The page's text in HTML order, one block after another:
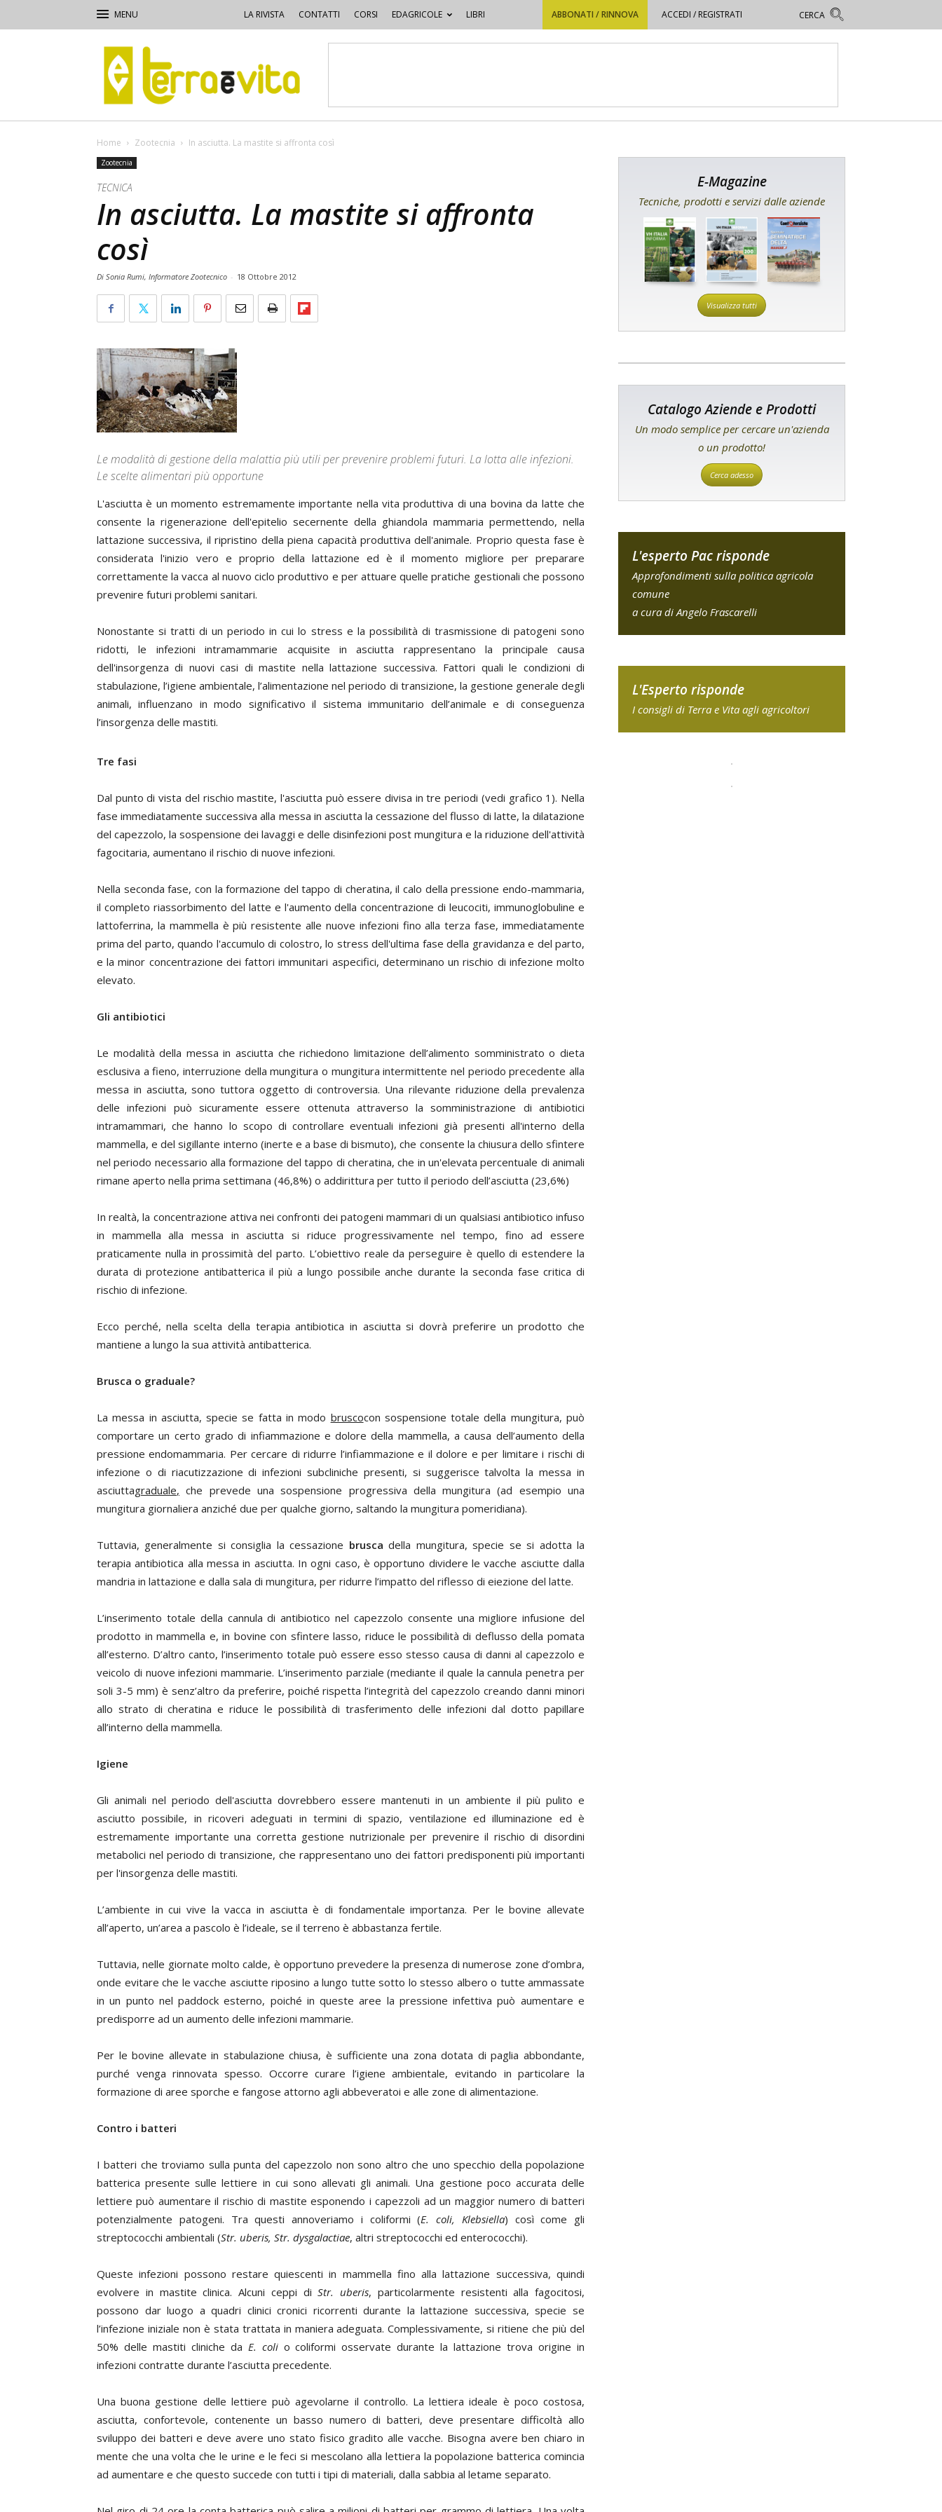
LA RIVISTA CONTATTI CORSI EDAGRICOLE LIBRI ABBONATI / RINNOVA ACCEDI / REGISTRATI
Terra
e
Vita
Home Zootecnia In asciutta. La mastite si affronta così
Zootecnia
TECNICA
In asciutta. La mastite si affronta
così
Di Sonia Rumi, Informatore Zootecnico - 18 Ottobre 2012
Le modalità di gestione della malattia più utili per prevenire problemi futuri. La lotta alle infezioni.
Le scelte alimentari più opportune
L'asciutta è un momento estremamente importante nella vita produttiva di una bovina da latte che
consente la rigenerazione dell'epitelio secernente della ghiandola mammaria permettendo, nella
lattazione successiva, il ripristino della piena capacità produttiva dell'animale. Proprio questa fase è
considerata l'inizio vero e proprio della lattazione ed è il momento migliore per preparare
correttamente la vacca al nuovo ciclo produttivo e per attuare quelle pratiche gestionali che possono
prevenire futuri problemi sanitari.
Nonostante si tratti di un periodo in cui lo stress e la possibilità di trasmissione di patogeni sono
ridotti, le infezioni intramammarie acquisite in asciutta rappresentano la principale causa
dell'insorgenza di nuovi casi di mastite nella lattazione successiva. Fattori quali le condizioni di
stabulazione, l’igiene ambientale, l’alimentazione nel periodo di transizione, la gestione generale degli
animali, influenzano in modo significativo il sistema immunitario dell’animale e di conseguenza
l’insorgenza delle mastiti.
Tre fasi
Dal punto di vista del rischio mastite, l'asciutta può essere divisa in tre periodi (vedi grafico 1). Nella
fase immediatamente successiva alla messa in asciutta la cessazione del flusso di latte, la dilatazione
del capezzolo, la sospensione dei lavaggi e delle disinfezioni post mungitura e la riduzione dell'attività
fagocitaria, aumentano il rischio di nuove infezioni.
Nella seconda fase, con la formazione del tappo di cheratina, il calo della pressione endo-mammaria,
il completo riassorbimento del latte e l'aumento della concentrazione di leucociti, immunoglobuline e
lattoferrina, la mammella è più resistente alle nuove infezioni fino alla terza fase, immediatamente
prima del parto, quando l'accumulo di colostro, lo stress dell'ultima fase della gravidanza e del parto,
e la minor concentrazione dei fattori immunitari aspecifici, determinano un rischio di infezione molto
elevato.
Gli antibiotici
Le modalità della messa in asciutta che richiedono limitazione dell’alimento somministrato o dieta
esclusiva a fieno, interruzione della mungitura o mungitura intermittente nel periodo precedente alla
messa in asciutta, sono tuttora oggetto di controversia. Una rilevante riduzione della prevalenza
delle infezioni può sicuramente essere ottenuta attraverso la somministrazione di antibiotici
intramammari, che hanno lo scopo di controllare eventuali infezioni già presenti all'interno della
mammella, e del sigillante interno (inerte e a base di bismuto), che consente la chiusura dello sfintere
nel periodo necessario alla formazione del tappo di cheratina, che in un'elevata percentuale di animali
rimane aperto nella prima settimana (46,8%) o addirittura per tutto il periodo dell’asciutta (23,6%)
In realtà, la concentrazione attiva nei confronti dei patogeni mammari di un qualsiasi antibiotico infuso
in mammella alla messa in asciutta si riduce progressivamente nel tempo, fino ad essere
praticamente nulla in prossimità del parto. L’obiettivo reale da perseguire è quello di estendere la
durata di protezione antibatterica il più a lungo possibile anche durante la seconda fase critica di
rischio di infezione.
Ecco perché, nella scelta della terapia antibiotica in asciutta si dovrà preferire un prodotto che
mantiene a lungo la sua attività antibatterica.
Brusca o graduale?
La messa in asciutta, specie se fatta in modo bruscocon sospensione totale della mungitura, può
comportare un certo grado di infiammazione e dolore della mammella, a causa dell’aumento della
pressione endomammaria. Per cercare di ridurre l’infiammazione e il dolore e per limitare i rischi di
infezione o di riacutizzazione di infezioni subcliniche presenti, si suggerisce talvolta la messa in
asciuttagraduale, che prevede una sospensione progressiva della mungitura (ad esempio una
mungitura giornaliera anziché due per qualche giorno, saltando la mungitura pomeridiana).
Tuttavia, generalmente si consiglia la cessazione brusca della mungitura, specie se si adotta la
terapia antibiotica alla messa in asciutta. In ogni caso, è opportuno dividere le vacche asciutte dalla
mandria in lattazione e dalla sala di mungitura, per ridurre l’impatto del riflesso di eiezione del latte.
L’inserimento totale della cannula di antibiotico nel capezzolo consente una migliore infusione del
prodotto in mammella e, in bovine con sfintere lasso, riduce le possibilità di deflusso della pomata
all’esterno. D’altro canto, l’inserimento totale può essere esso stesso causa di danni al capezzolo e
veicolo di nuove infezioni mammarie. L’inserimento parziale (mediante il quale la cannula penetra per
soli 3-5 mm) è senz’altro da preferire, poiché rispetta l’integrità del capezzolo creando danni minori
allo strato di cheratina e riduce le possibilità di trasferimento delle infezioni dal dotto papillare
all’interno della mammella.
Igiene
Gli animali nel periodo dell'asciutta dovrebbero essere mantenuti in un ambiente il più pulito e
asciutto possibile, in ricoveri adeguati in termini di spazio, ventilazione ed illuminazione ed è
estremamente importante una corretta gestione nutrizionale per prevenire il rischio di disordini
metabolici nel periodo di transizione, che rappresentano uno dei fattori predisponenti più importanti
per l'insorgenza delle mastiti.
L’ambiente in cui vive la vacca in asciutta è di fondamentale importanza. Per le bovine allevate
all’aperto, un’area a pascolo è l’ideale, se il terreno è abbastanza fertile.
Tuttavia, nelle giornate molto calde, è opportuno prevedere la presenza di numerose zone d’ombra,
onde evitare che le vacche asciutte riposino a lungo tutte sotto lo stesso albero o tutte ammassate
in un punto nel paddock esterno, poiché in queste aree la pressione infettiva può aumentare e
predisporre ad un aumento delle infezioni mammarie.
Per le bovine allevate in stabulazione chiusa, è sufficiente una zona dotata di paglia abbondante,
purché venga rinnovata spesso. Occorre curare l’igiene ambientale, evitando in particolare la
formazione di aree sporche e fangose attorno agli abbeveratoi e alle zone di alimentazione.
Contro i batteri
I batteri che troviamo sulla punta del capezzolo non sono altro che uno specchio della popolazione
batterica presente sulle lettiere in cui sono allevati gli animali. Una gestione poco accurata delle
lettiere può aumentare il rischio di mastite esponendo i capezzoli ad un maggior numero di batteri
potenzialmente patogeni. Tra questi annoveriamo i coliformi (E. coli, Klebsiella) così come gli
streptococchi ambientali (Str. uberis, Str. dysgalactiae, altri streptococchi ed enterococchi).
Queste infezioni possono restare quiescenti in mammella fino alla lattazione successiva, quindi
evolvere in mastite clinica. Alcuni ceppi diStr. uberis, particolarmente resistenti alla fagocitosi,
possono dar luogo a quadri clinici cronici ricorrenti durante la lattazione successiva, specie se
l’infezione iniziale non è stata trattata in maniera adeguata. Complessivamente, si ritiene che più del
50% delle mastiti cliniche da E. coli o coliformi osservate durante la lattazione trova origine in
infezioni contratte durante l’asciutta precedente.
Una buona gestione delle lettiere può agevolarne il controllo. La lettiera ideale è poco costosa,
asciutta, confortevole, contenente un basso numero di batteri, deve presentare difficoltà allo
sviluppo dei batteri e deve avere uno stato fisico gradito alle vacche. Bisogna avere ben chiaro in
mente che una volta che le urine e le feci si mescolano alla lettiera la popolazione batterica comincia
ad aumentare e che questo succede con tutti i tipi di materiali, dalla sabbia al letame separato.
E-Magazine
Tecniche, prodotti e servizi dalle aziende
Visualizza tutti
Catalogo Aziende e Prodotti
Un modo semplice per cercare un'azienda
o un prodotto!
Cerca adesso
L'esperto Pac risponde
Approfondimenti sulla politica agricola
comune
a cura di Angelo Frascarelli
L'Esperto risponde
I consigli di Terra e Vita agli agricoltori